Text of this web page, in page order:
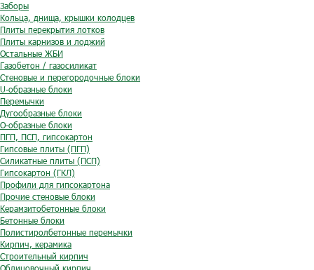
Заборы
Кольца, днища, крышки колодцев
Плиты перекрытия лотков
Плиты карнизов и лоджий
Остальные ЖБИ
Газобетон / газосиликат
Стеновые и перегородочные блоки
U-образные блоки
Перемычки
Дугообразные блоки
O-образные блоки
ПГП, ПСП, гипсокартон
Гипсовые плиты (ПГП)
Силикатные плиты (ПСП)
Гипсокартон (ГКЛ)
Профили для гипсокартона
Прочие стеновые блоки
Керамзитобетонные блоки
Бетонные блоки
Полистиролбетонные перемычки
Кирпич, керамика
Строительный кирпич
Облицовочный кирпич